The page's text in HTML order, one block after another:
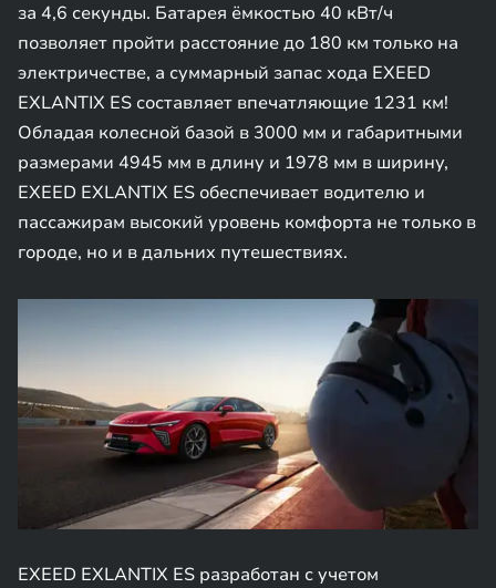
за 4,6 секунды. Батарея ёмкостью 40 кВт/ч
позволяет пройти расстояние до 180 км только на
электричестве, а суммарный запас хода EXEED
EXLANTIX ES составляет впечатляющие 1231 км!
Обладая колесной базой в 3000 мм и габаритными
размерами 4945 мм в длину и 1978 мм в ширину,
EXEED EXLANTIX ES обеспечивает водителю и
пассажирам высокий уровень комфорта не только в
городе, но и в дальних путешествиях.
EXEED EXLANTIX ES разработан с учетом